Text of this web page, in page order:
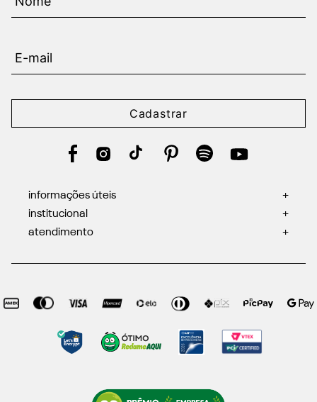
Cadastrar
informações úteis
+
institucional
+
atendimento
+